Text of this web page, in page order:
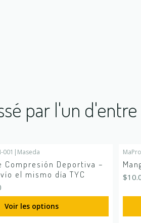
par l'un d'entre
001 | Maseda
Compresión Deportiva –
el mismo día TYC
Voir les options